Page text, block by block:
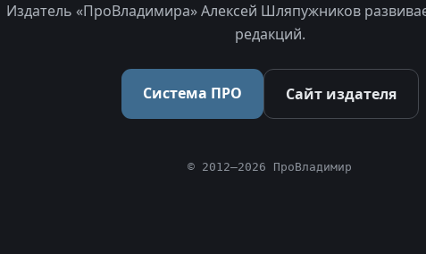
Издатель «ПроВладимира» Алексей Шляпужников
редакций.
Система ПРО Сайт издателя
© 2012–2026 ПроВладимир